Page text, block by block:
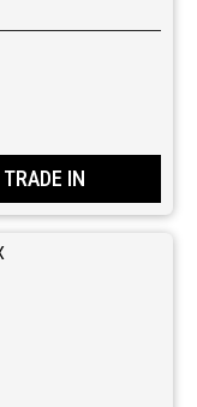
TRADE IN